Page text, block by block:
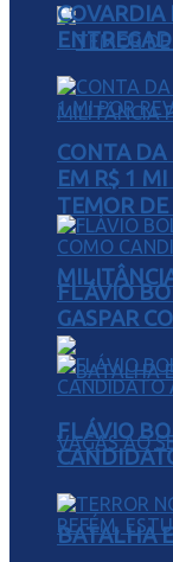
TEMOR
BATALHA
COVARDIA
CONTA
EM R$ 1
FLÁVIO
GASPAR
FLÁVIO